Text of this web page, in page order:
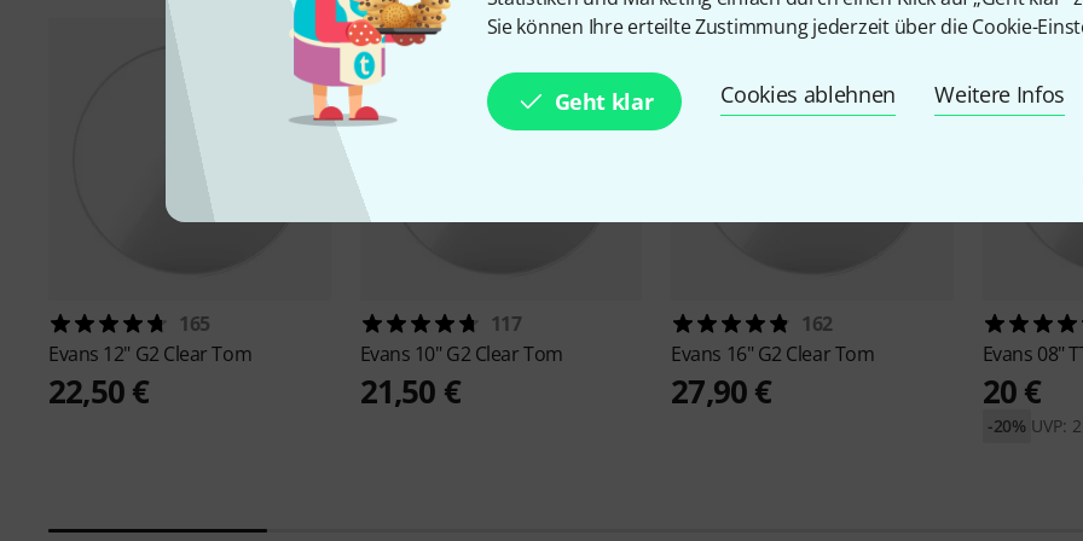
Sie können Ihre erteilte Zustimmung jederzeit über die Cookie-
Geht klar Cookies ablehnen Weitere Infos
165
Evans 12" G2 Clear Tom
22,50 €
117
Evans 10" G2 Clear Tom
21,50 €
162
Evans 16" G2 Clear Tom
27,90 €
Evans 08"
20 €
UVP:
-20%